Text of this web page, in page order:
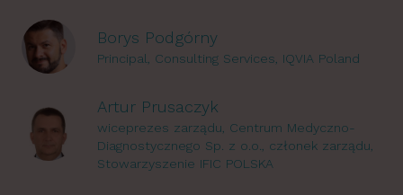
Borys Podgórny
Principal, Consulting Services, IQVIA Poland
Artur Prusaczyk
wiceprezes zarządu, Centrum Medyczno-
Diagnostycznego Sp. z o.o., członek zarządu,
Stowarzyszenie IFIC POLSKA